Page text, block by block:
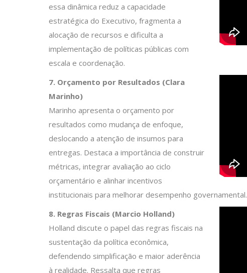
essa dinâmica reduz a capacidade
estratégica do Executivo, fragmenta a
alocação de recursos e dificulta a
implementação de políticas públicas com
escala e coordenação.
7. Orçamento por Resultados (Clara
Marinho)
Marinho apresenta o orçamento por
resultados como mudança de enfoque,
deslocando a atenção de insumos para
entregas. Destaca a importância de construir
métricas, integrar avaliação ao ciclo
orçamentário e alinhar incentivos
institucionais para melhorar desempenho governamental.
8. Regras Fiscais (Marcio Holland)
Holland discute o papel das regras fiscais na
sustentação da política econômica,
defendendo simplificação e maior aderência
à realidade. Ressalta que regras